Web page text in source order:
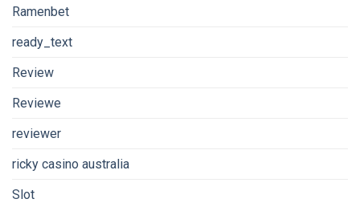
Ramenbet
ready_text
Review
Reviewe
reviewer
ricky casino australia
Slot